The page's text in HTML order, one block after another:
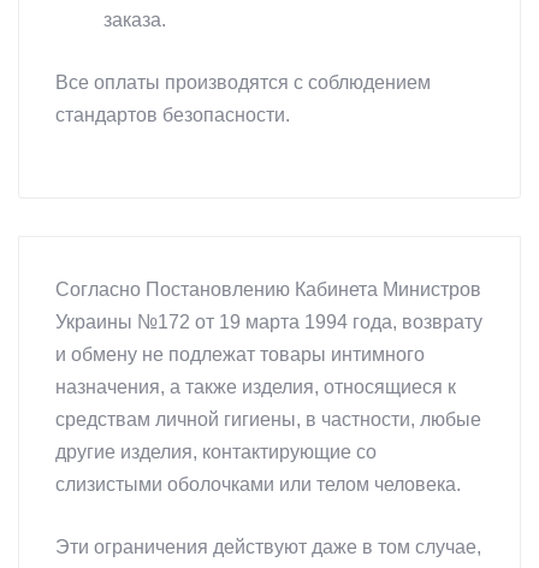
заказа.
Все оплаты производятся с соблюдением
стандартов безопасности.
Согласно Постановлению Кабинета Министров
Украины №172 от 19 марта 1994 года, возврату
и обмену не подлежат товары интимного
назначения, а также изделия, относящиеся к
средствам личной гигиены, в частности, любые
другие изделия, контактирующие со
слизистыми оболочками или телом человека.
Эти ограничения действуют даже в том случае,